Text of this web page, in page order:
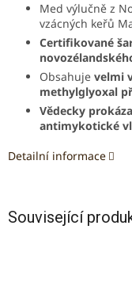
Med výlučně z
vzácných keřů
Certifikované
Obsahuje velmi
methylglyoxal
Vědecky
antimykotické
Detailní informace
Související